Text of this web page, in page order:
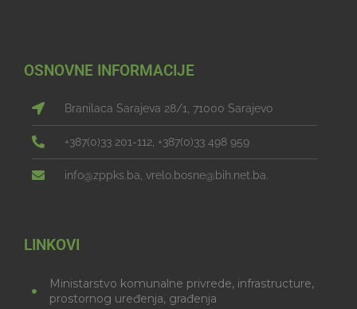
OSNOVNE INFORMACIJE
Branilaca Sarajeva 28/1, 71000 Sarajevo
+387(0)33 201-112, +387(0)33 498 959
info@zppks.ba, vrelo.bosne@bih.net.ba.
LINKOVI
Ministarstvo komunalne privrede, infrastructure,
prostornog uređenja, građenja